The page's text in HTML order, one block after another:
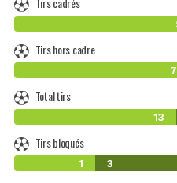
Tirs hors cadre
7
Total tirs
13
Tirs bloqués
1 3